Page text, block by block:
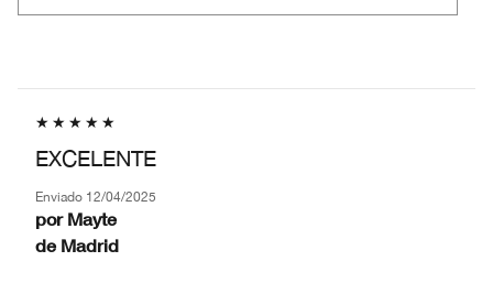
EXCELENTE
Enviado 12/04/2025
por Mayte
de Madrid